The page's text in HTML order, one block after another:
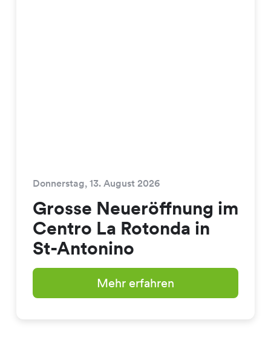
Donnerstag, 13. August 2026
Grosse Neueröffnung im
Centro La Rotonda in
St-Antonino
Mehr erfahren